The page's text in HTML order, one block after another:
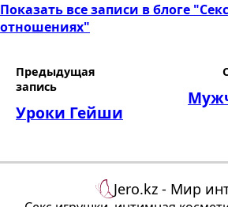
Показать все записи в блоге
отношениях"
Предыдущая
запись
Уроки Гейши
Jero.kz - Мир